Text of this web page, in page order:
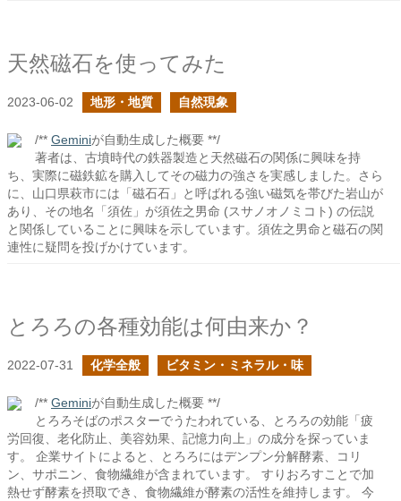
天然磁石を使ってみた
2023-06-02 地形・地質 自然現象
/** Geminiが自動生成した概要 **/
著者は、古墳時代の鉄器製造と天然磁石の関係に興味を持
ち、実際に磁鉄鉱を購入してその磁力の強さを実感しました。さら
に、山口県萩市には「磁石石」と呼ばれる強い磁気を帯びた岩山が
あり、その地名「須佐」が須佐之男命 (スサノオノミコト) の伝説
と関係していることに興味を示しています。須佐之男命と磁石の関
連性に疑問を投げかけています。
とろろの各種効能は何由来か？
2022-07-31 化学全般 ビタミン・ミネラル・味
/** Geminiが自動生成した概要 **/
とろろそばのポスターでうたわれている、とろろの効能「疲
労回復、老化防止、美容効果、記憶力向上」の成分を探っていま
す。 企業サイトによると、とろろにはデンプン分解酵素、コリ
ン、サポニン、食物繊維が含まれています。 すりおろすことで加
熱せず酵素を摂取でき、食物繊維が酵素の活性を維持します。 今